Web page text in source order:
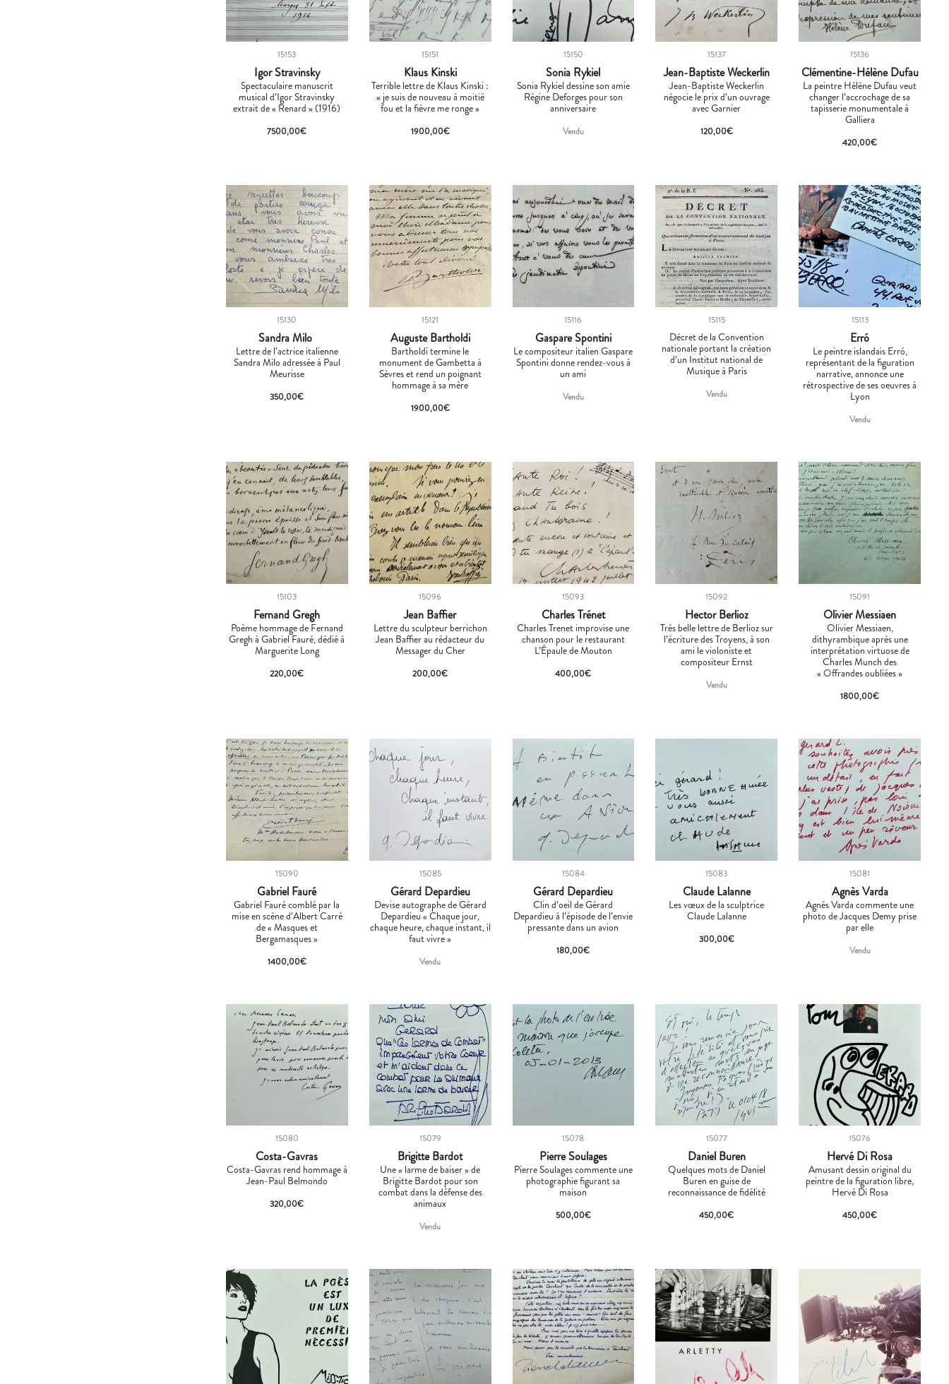
15153
Igor Stravinsky
Spectaculaire manuscrit
musical d’Igor Stravinsky
extrait de « Renard » (1916)
7500,00€
15151
Klaus Kinski
Terrible lettre de Klaus Kinski :
« je suis de nouveau à moitié
fou et la fièvre me ronge »
1900,00€
15150
Sonia Rykiel
Sonia Rykiel dessine son amie
Régine Deforges pour son
anniversaire
Vendu
15137
Jean-Baptiste Weckerlin
Jean-Baptiste Weckerlin
négocie le prix d’un ouvrage
avec Garnier
120,00€
15136
Clémentine-Hélène Dufau
La peintre Hélène Dufau veut
changer l’accrochage de sa
tapisserie monumentale à
Galliera
420,00€
15130
Sandra Milo
Lettre de l’actrice italienne
Sandra Milo adressée à Paul
Meurisse
350,00€
15121
Auguste Bartholdi
Bartholdi termine le
monument de Gambetta à
Sèvres et rend un poignant
hommage à sa mère
1900,00€
15116
Gaspare Spontini
Le compositeur italien Gaspare
Spontini donne rendez-vous à
un ami
Vendu
15115
Décret de la Convention
nationale portant la création
d’un Institut national de
Musique à Paris
Vendu
15113
Erró
Le peintre islandais Erró,
représentant de la figuration
narrative, annonce une
rétrospective de ses oeuvres à
Lyon
Vendu
15103
Fernand Gregh
Poème hommage de Fernand
Gregh à Gabriel Fauré, dédié à
Marguerite Long
220,00€
15096
Jean Baffier
Lettre du sculpteur berrichon
Jean Baffier au rédacteur du
Messager du Cher
200,00€
15093
Charles Trénet
Charles Trenet improvise une
chanson pour le restaurant
L’Épaule de Mouton
400,00€
15092
Hector Berlioz
Très belle lettre de Berlioz sur
l’écriture des Troyens, à son
ami le violoniste et
compositeur Ernst
Vendu
15091
Olivier Messiaen
Olivier Messiaen,
dithyrambique après une
interprétation virtuose de
Charles Munch des
« Offrandes oubliées »
1800,00€
15090
Gabriel Fauré
Gabriel Fauré comblé par la
mise en scène d’Albert Carré
de « Masques et
Bergamasques »
1400,00€
15085
Gérard Depardieu
Devise autographe de Gérard
Depardieu « Chaque jour,
chaque heure, chaque instant, il
faut vivre »
Vendu
15084
Gérard Depardieu
Clin d’oeil de Gérard
Depardieu à l’épisode de l’envie
pressante dans un avion
180,00€
15083
Claude Lalanne
Les vœux de la sculptrice
Claude Lalanne
300,00€
15081
Agnès Varda
Agnès Varda commente une
photo de Jacques Demy prise
par elle
Vendu
15080
Costa-Gavras
Costa-Gavras rend hommage à
Jean-Paul Belmondo
320,00€
15079
Brigitte Bardot
Une « larme de baiser » de
Brigitte Bardot pour son
combat dans la défense des
animaux
Vendu
15078
Pierre Soulages
Pierre Soulages commente une
photographie figurant sa
maison
500,00€
15077
Daniel Buren
Quelques mots de Daniel
Buren en guise de
reconnaissance de fidélité
450,00€
15076
Hervé Di Rosa
Amusant dessin original du
peintre de la figuration libre,
Hervé Di Rosa
450,00€